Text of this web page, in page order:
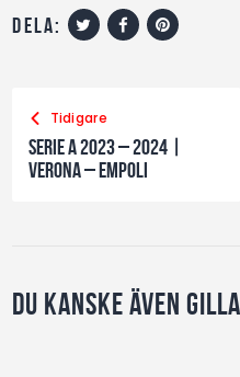
dela:
Tidigare
Serie A 2023 – 2024 |
Verona – Empoli
Du kanske även